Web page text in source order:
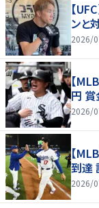
【
ンと
2026/
【
円
2026/
【
到達
2026/